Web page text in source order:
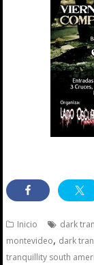
Inicio dark
montevideo, dark
tranquillity south